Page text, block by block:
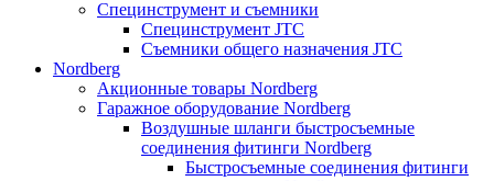
Специнструмент и съемники
Специнструмент JTC
Съемники общего назначения JTC
Nordberg
Акционные товары Nordberg
Гаражное оборудование Nordberg
Воздушные шланги быстросъемные
соединения фитинги Nordberg
Быстросъемные соединения фитинги